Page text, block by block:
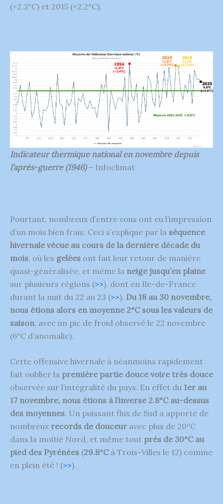
(+2.3°C) et 2015 (+2.2°C).
Indicateur thermique national en novembre depuis
l’après-guerre (1946)– Infoclimat
Pourtant, nombreux d’entre vous ont eu l’impression
d’un mois bien frais. Ceci s’explique par la séquence
hivernale vécue au cours de la dernière décade du
mois, où les gelées ont fait leur retour de manière
quasi-généralisée, et même la neige jusqu’en plaine
sur plusieurs régions (>>), dont en Ile-de-France
durant la nuit du 22 au 23 (>>). Du 18 au 30 novembre,
nous étions alors en moyenne 2°C sous les valeurs de
saison, avec un pic de froid observé le 22 novembre
(6°C d’anomalie).
Cette offensive hivernale à néanmoins rapidement
fait oublier la première partie douce voire très douce
observée sur l’intégralité du pays. En effet du 1er au
17 novembre, nous étions à l’inverse 2.8°C au-dessus
des moyennes. Un puissant flux de Sud a apporté de
nombreux records de douceur avec plus de 20°C
dans la moitié Nord, et même tout près de 30°C au
pied des Pyrénées (29.8°C à Trois-Villes le 12) comme
en plein été ! (>>).